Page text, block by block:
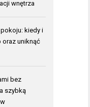
wnętrza
pokoju: kiedy i
oraz uniknąć
bez
szybką